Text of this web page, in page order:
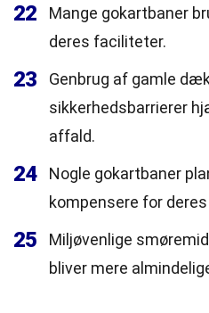
22
Mange gokartbaner
deres faciliteter.
23
Genbrug af gamle
sikkerhedsbarrierer
affald.
24
Nogle gokartbaner
kompensere for
25
Miljøvenlige
bliver mere